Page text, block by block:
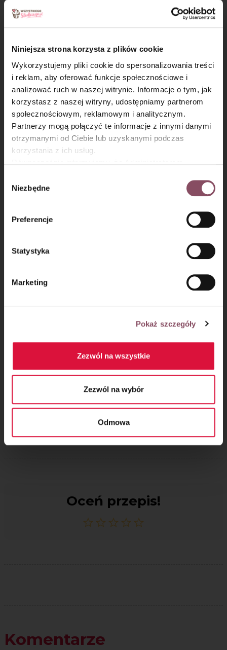
Niniejsza strona korzysta z plików cookie
Wykorzystujemy pliki cookie do spersonalizowania treści
i reklam, aby oferować funkcje społecznościowe i
analizować ruch w naszej witrynie. Informacje o tym, jak
korzystasz z naszej witryny, udostępniamy partnerom
społecznościowym, reklamowym i analitycznym.
Partnerzy mogą połączyć te informacje z innymi danymi
otrzymanymi od Ciebie lub uzyskanymi podczas
korzystania z ich usług.
Gdańsk (80-339) adres: Dickmana 14/15 więcej
informacji o przetwarzaniu danych osobowych oraz
Polityce
prywatności.
zgody
Niezbędne
Preferencje
Statystyka
Marketing
Pokaż szczegóły
Zezwól na wszystkie
Zezwól na wybór
Odmowa
Gofry smaż do momentu uzyskania złotego koloru.
Oceń przepis!
Komentarze
×